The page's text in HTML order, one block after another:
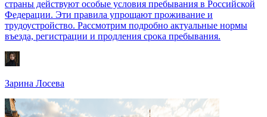
страны действуют особые условия пребывания в Российской
Федерации. Эти правила упрощают проживание и
трудоустройство. Рассмотрим подробно актуальные нормы
въезда, регистрации и продления срока пребывания.
Зарина Лосева